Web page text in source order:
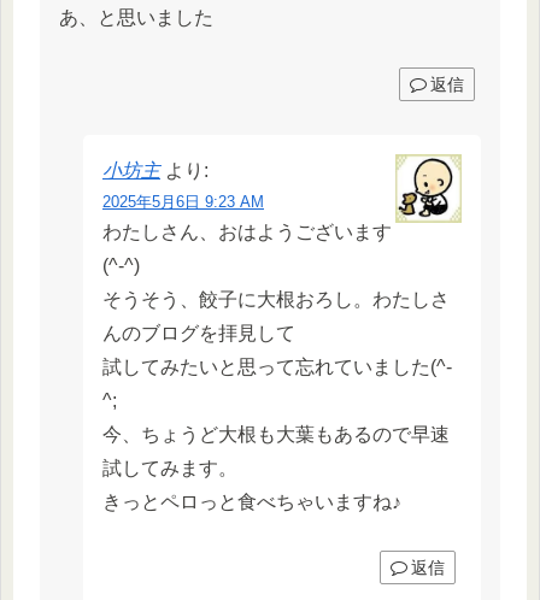
あ、と思いました
返信
小坊主 より:
2025年5月6日 9:23 AM
わたしさん、おはようございます
(^-^)
そうそう、餃子に大根おろし。わたしさ
んのブログを拝見して
試してみたいと思って忘れていました(^-
^;
今、ちょうど大根も大葉もあるので早速
試してみます。
きっとペロっと食べちゃいますね♪
返信